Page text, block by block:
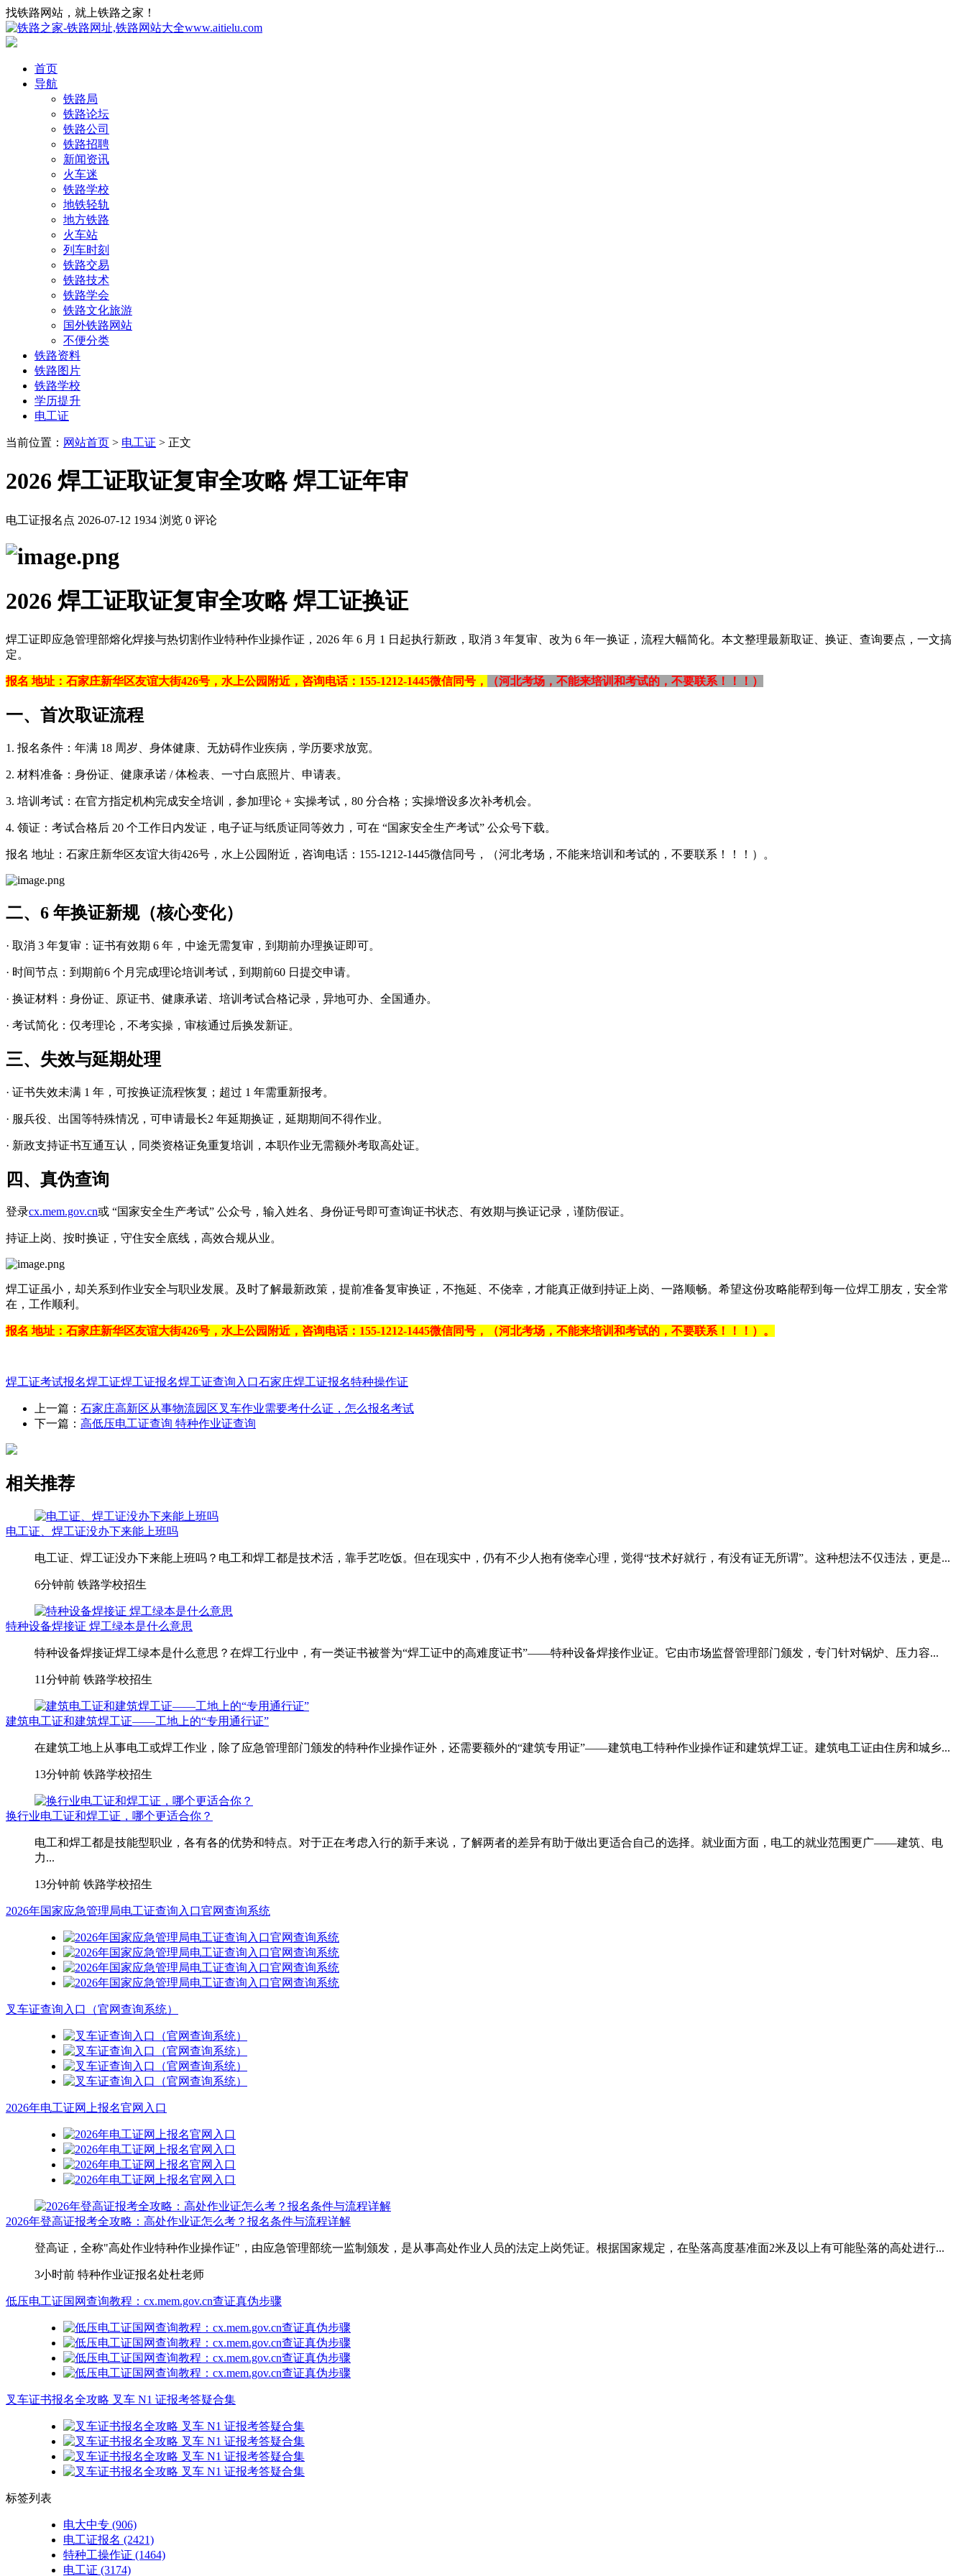
找铁路网站，就上铁路之家！
首页
导航
铁路局
铁路论坛
铁路公司
铁路招聘
新闻资讯
火车迷
铁路学校
地铁轻轨
地方铁路
火车站
列车时刻
铁路交易
铁路技术
铁路学会
铁路文化旅游
国外铁路网站
不便分类
铁路资料
铁路图片
铁路学校
学历提升
电工证
当前位置： 网站首页 > 电工证 > 正文
2026 焊工证取证复审全攻略 焊工证年审
电工证报名点 2026-07-12 1934 浏览 0 评论
2026 焊工证取证复审全攻略 焊工证换证
焊工证即应急管理部熔化焊接与热切割作业特种作业操作证，2026 年 6 月 1 日起执行新政，取消 3 年复审、改为 6 年一换证，流程大幅简化。本文整理最新取证、换证、查询要点，一文搞
定。
报名 地址：石家庄新华区友谊大街426号，水上公园附近，咨询电话：155-1212-1445微信同号， （河北考场，不能来培训和考试的，不要联系！！！）
一、首次取证流程
1. 报名条件：年满 18 周岁、身体健康、无妨碍作业疾病，学历要求放宽。
2. 材料准备：身份证、健康承诺 / 体检表、一寸白底照片、申请表。
3. 培训考试：在官方指定机构完成安全培训，参加理论 + 实操考试，80 分合格；实操增设多次补考机会。
4. 领证：考试合格后 20 个工作日内发证，电子证与纸质证同等效力，可在 “国家安全生产考试” 公众号下载。
报名 地址：石家庄新华区友谊大街426号，水上公园附近，咨询电话：155-1212-1445微信同号，（河北考场，不能来培训和考试的，不要联系！！！）。
二、6 年换证新规（核心变化）
· 取消 3 年复审：证书有效期 6 年，中途无需复审，到期前办理换证即可。
· 时间节点：到期前6 个月完成理论培训考试，到期前60 日提交申请。
· 换证材料：身份证、原证书、健康承诺、培训考试合格记录，异地可办、全国通办。
· 考试简化：仅考理论，不考实操，审核通过后换发新证。
三、失效与延期处理
· 证书失效未满 1 年，可按换证流程恢复；超过 1 年需重新报考。
· 服兵役、出国等特殊情况，可申请最长2 年延期换证，延期期间不得作业。
· 新政支持证书互通互认，同类资格证免重复培训，本职作业无需额外考取高处证。
四、真伪查询
登录cx.mem.gov.cn或 “国家安全生产考试” 公众号，输入姓名、身份证号即可查询证书状态、有效期与换证记录，谨防假证。
持证上岗、按时换证，守住安全底线，高效合规从业。
焊工证虽小，却关系到作业安全与职业发展。及时了解最新政策，提前准备复审换证，不拖延、不侥幸，才能真正做到持证上岗、一路顺畅。希望这份攻略能帮到每一位焊工朋友，安全常
在，工作顺利。
报名 地址：石家庄新华区友谊大街426号，水上公园附近，咨询电话：155-1212-1445微信同号，（河北考场，不能来培训和考试的，不要联系！！！）。
焊工证考试报名焊工证焊工证报名焊工证查询入口石家庄焊工证报名特种操作证
上一篇： 石家庄高新区从事物流园区叉车作业需要考什么证，怎么报名考试
下一篇： 高低压电工证查询 特种作业证查询
相关推荐
电工证、焊工证没办下来能上班吗
电工证、焊工证没办下来能上班吗？电工和焊工都是技术活，靠手艺吃饭。但在现实中，仍有不少人抱有侥幸心理，觉得“技术好就行，有没有证无所谓”。这种想法不仅违法，更是...
6分钟前 铁路学校招生
特种设备焊接证 焊工绿本是什么意思
特种设备焊接证焊工绿本是什么意思？在焊工行业中，有一类证书被誉为“焊工证中的高难度证书”——特种设备焊接作业证。它由市场监督管理部门颁发，专门针对锅炉、压力容...
11分钟前 铁路学校招生
建筑电工证和建筑焊工证——工地上的“专用通行证”
在建筑工地上从事电工或焊工作业，除了应急管理部门颁发的特种作业操作证外，还需要额外的“建筑专用证”——建筑电工特种作业操作证和建筑焊工证。建筑电工证由住房和城乡...
13分钟前 铁路学校招生
换行业电工证和焊工证，哪个更适合你？
电工和焊工都是技能型职业，各有各的优势和特点。对于正在考虑入行的新手来说，了解两者的差异有助于做出更适合自己的选择。就业面方面，电工的就业范围更广——建筑、电
力...
13分钟前 铁路学校招生
2026年国家应急管理局电工证查询入口官网查询系统
叉车证查询入口（官网查询系统）
2026年电工证网上报名官网入口
2026年登高证报考全攻略：高处作业证怎么考？报名条件与流程详解
登高证，全称"高处作业特种作业操作证"，由应急管理部统一监制颁发，是从事高处作业人员的法定上岗凭证。根据国家规定，在坠落高度基准面2米及以上有可能坠落的高处进行...
3小时前 特种作业证报名处杜老师
低压电工证国网查询教程：cx.mem.gov.cn查证真伪步骤
叉车证书报名全攻略 叉车 N1 证报考答疑合集
标签列表
电大中专 (906)
电工证报名 (2421)
特种工操作证 (1464)
电工证 (3174)